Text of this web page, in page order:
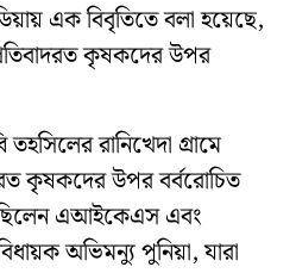
এক বিবৃতিতে বলা হয়েছে,
কৃষকদের উপর
রানিখেদা গ্রামে
কৃষকদের উপর বর্বরোচিত
এআইকেএস এবং
অভিমন্যু পুনিয়া, যারা